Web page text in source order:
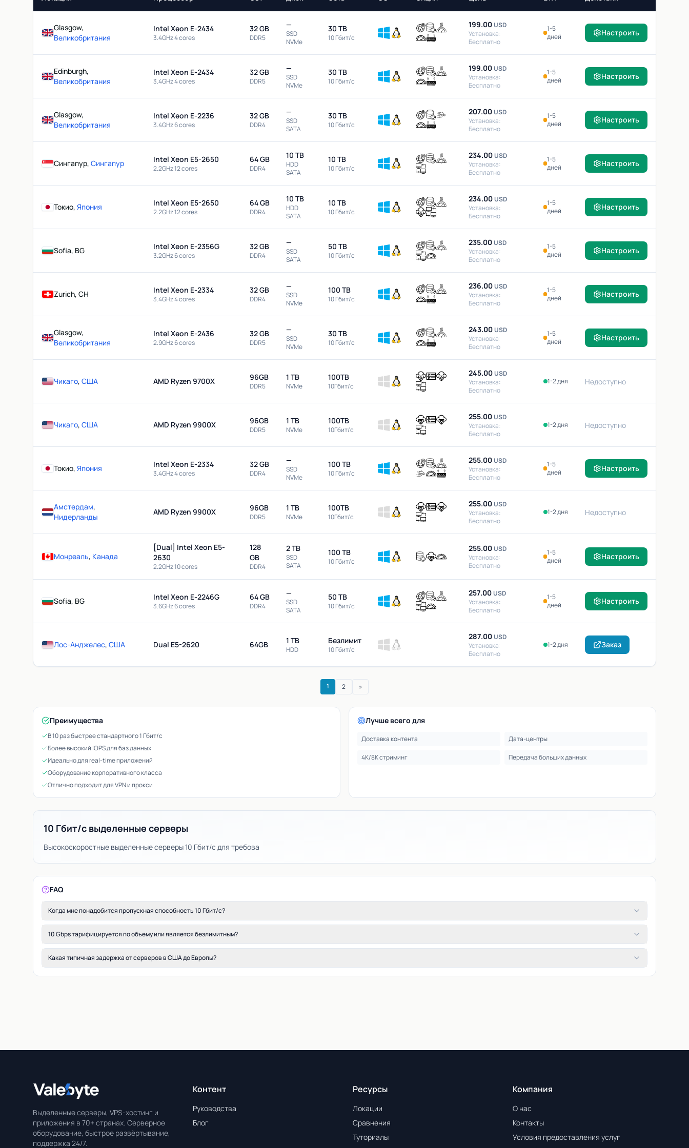
Glasgow,
Великобритания
Intel Xeon E-2434
3.4GHz 4 cores
32 GB
DDR5
—
SSD
NVMe
30 TB
10 Гбит/с
199.00USD
Установка:
Бесплатно
1-5
дней
Настроить
Edinburgh,
Великобритания
Intel Xeon E-2434
3.4GHz 4 cores
32 GB
DDR5
—
SSD
NVMe
30 TB
10 Гбит/с
199.00USD
Установка:
Бесплатно
1-5
дней
Настроить
Glasgow,
Великобритания
Intel Xeon E-2236
3.4GHz 6 cores
32 GB
DDR4
—
SSD
SATA
30 TB
10 Гбит/с
207.00USD
Установка:
Бесплатно
1-5
дней
Настроить
Сингапур, Сингапур Intel Xeon E5-2650
2.2GHz 12 cores
64 GB
DDR4
10 TB
HDD
SATA
10 TB
10 Гбит/с
234.00USD
Установка:
Бесплатно
1-5
дней
Настроить
Токио, Япония Intel Xeon E5-2650
2.2GHz 12 cores
64 GB
DDR4
10 TB
HDD
SATA
10 TB
10 Гбит/с
234.00USD
Установка:
Бесплатно
1-5
дней
Настроить
Sofia, BG Intel Xeon E-2356G
3.2GHz 6 cores
32 GB
DDR4
—
SSD
SATA
50 TB
10 Гбит/с
235.00USD
Установка:
Бесплатно
1-5
дней
Настроить
Zurich, CH Intel Xeon E-2334
3.4GHz 4 cores
32 GB
DDR4
—
SSD
NVMe
100 TB
10 Гбит/с
236.00USD
Установка:
Бесплатно
1-5
дней
Настроить
Glasgow,
Великобритания
Intel Xeon E-2436
2.9GHz 6 cores
32 GB
DDR5
—
SSD
NVMe
30 TB
10 Гбит/с
243.00USD
Установка:
Бесплатно
1-5
дней
Настроить
Чикаго, США AMD Ryzen 9700X 96GB
DDR5
1 TB
NVMe
100TB
10Гбит/с
245.00USD
Установка:
Бесплатно
1-2 дня Недоступно
Чикаго, США AMD Ryzen 9900X 96GB
DDR5
1 TB
NVMe
100TB
10Гбит/с
255.00USD
Установка:
Бесплатно
1-2 дня Недоступно
Токио, Япония Intel Xeon E-2334
3.4GHz 4 cores
32 GB
DDR4
—
SSD
NVMe
100 TB
10 Гбит/с
255.00USD
Установка:
Бесплатно
1-5
дней
Настроить
Амстердам,
Нидерланды
AMD Ryzen 9900X 96GB
DDR5
1 TB
NVMe
100TB
10Гбит/с
255.00USD
Установка:
Бесплатно
1-2 дня Недоступно
Монреаль, Канада
[Dual] Intel Xeon E5-
2630
2.2GHz 10 cores
128
GB
DDR4
2 TB
SSD
SATA
100 TB
10 Гбит/с
255.00USD
Установка:
Бесплатно
1-5
дней
Настроить
Sofia, BG Intel Xeon E-2246G
3.6GHz 6 cores
64 GB
DDR4
—
SSD
SATA
50 TB
10 Гбит/с
257.00USD
Установка:
Бесплатно
1-5
дней
Настроить
Лос-Анджелес, США Dual E5-2620 64GB 1 TB
HDD
Безлимит
10 Гбит/с
287.00USD
Установка:
Бесплатно
1-2 дня Заказ
1 2 »
Преимущества
В 10 раз быстрее стандартного 1 Гбит/с
Более высокий IOPS для баз данных
Идеально для real-time приложений
Оборудование корпоративного класса
Отлично подходит для VPN и прокси
Лучше всего для
Доставка контента Дата-центры
4K/8K стриминг Передача больших данных
10 Гбит/с выделенные серверы
Высокоскоростные выделенные серверы 10 Гбит/с для требова
FAQ
Когда мне понадобится пропускная способность 10 Гбит/с?
10 Gbps тарифицируется по объему или является безлимитным?
Какая типичная задержка от серверов в США до Европы?
Выделенные серверы, VPS-хостинг и
приложения в 70+ странах. Серверное
оборудование, быстрое развёртывание,
поддержка 24/7.
Контент
Руководства
Блог
Ресурсы
Локации
Сравнения
Туториалы
Компания
О нас
Контакты
Условия предоставления услуг